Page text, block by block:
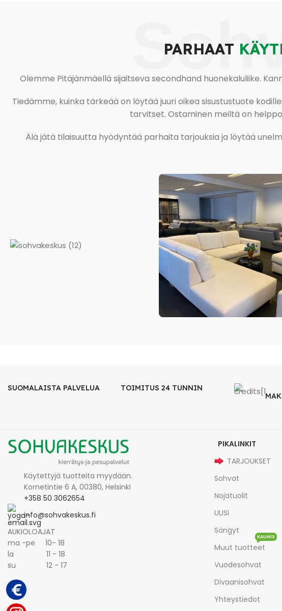
PARHAAT
Olemme Pitäjänmäellä sijaitseva secondhand huonekaluliike.
Tiedämme, kuinka tärkeää on löytää juuri oikea sisustustuote
tarvitset. Ostaminen meiltä on
Älä jätä tilaisuutta hyödyntää parhaita tarjouksia ja löytää
SUOMALAISTA PALVELUA
TOIMITUS 24 TUNNIN
Käytettyjä tuotteita myydään.
Kornetintie 6 A, 00380, Helsinki
+358 50 3062654
info@sohvakeskus.fi
AUKIOLOAJAT
ma -pe 10- 18
la 11 - 18
su 12 - 17
PIKALINKIT
TARJOUKSET
Sohvat
Nojatuolit
UUSI
Sängyt
Muut tuotteet
KAUNIS
Vuodesohvat
Divaanisohvat
Yhteystiedot